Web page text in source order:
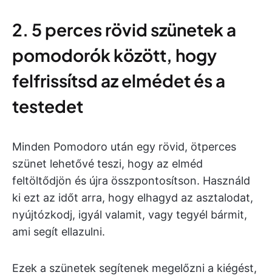
2. 5 perces rövid szünetek a
pomodorók között, hogy
felfrissítsd az elmédet és a
testedet
Minden Pomodoro után egy rövid, ötperces
szünet lehetővé teszi, hogy az elméd
feltöltődjön és újra összpontosítson. Használd
ki ezt az időt arra, hogy elhagyd az asztalodat,
nyújtózkodj, igyál valamit, vagy tegyél bármit,
ami segít ellazulni.
Ezek a szünetek segítenek megelőzni a kiégést,